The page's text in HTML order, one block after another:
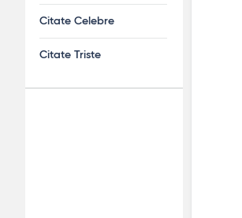
Citate Celebre
Citate Triste